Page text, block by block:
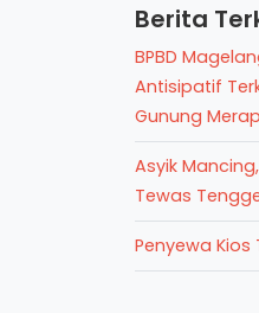
Berita
BPBD
Antisipatif
Gunung
Asyik
Tewas
Penyewa